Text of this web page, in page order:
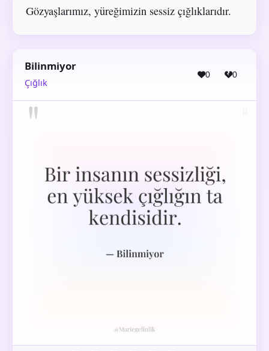
Gözyaşlarımız, yüreğimizin sessiz çığlıklarıdır.
Bilinmiyor
Çığlık
0 0